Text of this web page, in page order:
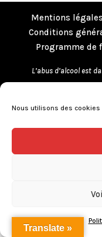
Nous utilisons des
Mentions légales
Conditions
Programme de
L’abus d’alcool est
Translate »